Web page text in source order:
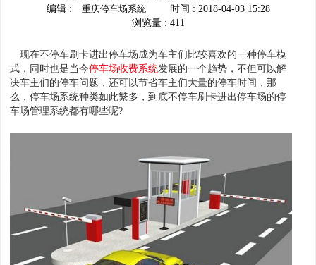
编辑 : 重庆停车场系统
时间 : 2018-04-03 15:28
浏览量 : 411
现在不停车刷卡进出停车场成为车主们比较喜欢的一种停车模
式，同时也是当今停车场收费系统发展的一个趋势，不但可以解
决车主们的停车问题，还可以节省车主们大量的停车时间，那
么，停车场系统种类如此繁多，到底不停车刷卡进出停车场的停
车场管理系统都有哪些呢?